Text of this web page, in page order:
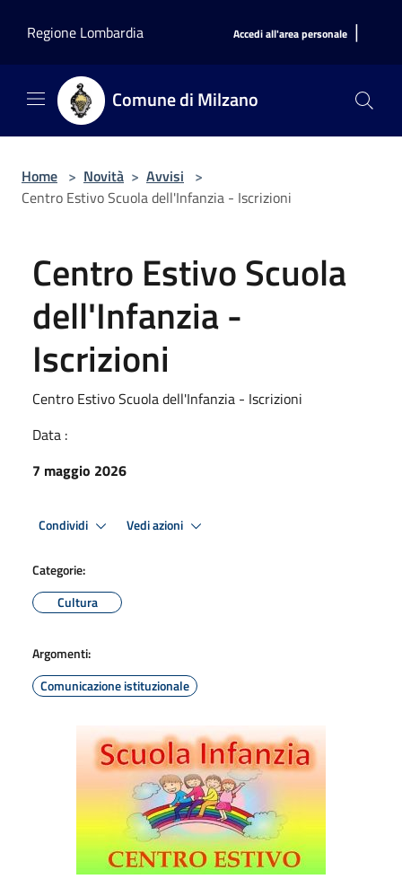
Regione Lombardia
Accedi all'area personale |
Comune di Milzano
Home > Novità > Avvisi >
Centro Estivo Scuola dell'Infanzia - Iscrizioni
Centro Estivo Scuola
dell'Infanzia -
Iscrizioni
Centro Estivo Scuola dell'Infanzia - Iscrizioni
Data :
7 maggio 2026
Condividi Vedi azioni
Categorie:
Cultura
Argomenti:
Comunicazione istituzionale